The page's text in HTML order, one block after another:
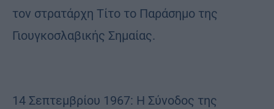
τον στρατάρχη Τίτο το Παράσημο της
Γιουγκοσλαβικής Σημαίας.
14 Σεπτεμβρίου 1967: Η Σύνοδος της